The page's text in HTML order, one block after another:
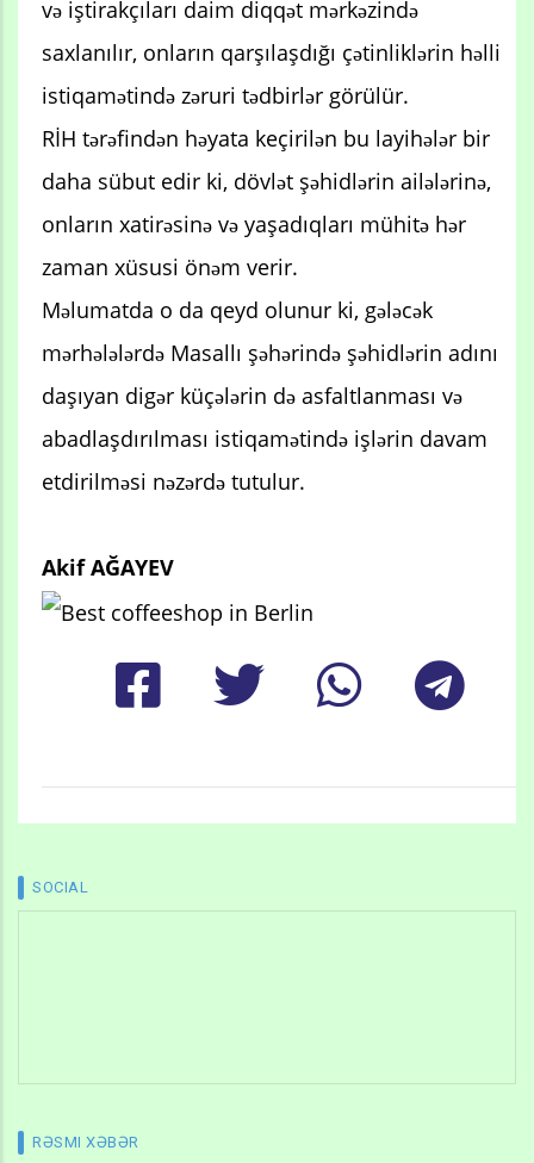
və iştirakçıları daim diqqət mərkəzində
saxlanılır, onların qarşılaşdığı çətinliklərin həlli
istiqamətində zəruri tədbirlər görülür.
RİH tərəfindən həyata keçirilən bu layihələr bir
daha sübut edir ki, dövlət şəhidlərin ailələrinə,
onların xatirəsinə və yaşadıqları mühitə hər
zaman xüsusi önəm verir.
Məlumatda o da qeyd olunur ki, gələcək
mərhələlərdə Masallı şəhərində şəhidlərin adını
daşıyan digər küçələrin də asfaltlanması və
abadlaşdırılması istiqamətində işlərin davam
etdirilməsi nəzərdə tutulur.
Akif AĞAYEV
SOCIAL
RƏSMI XƏBƏR